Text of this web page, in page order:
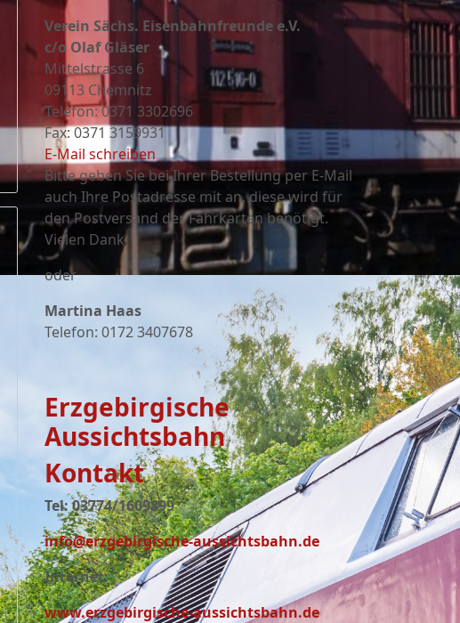
Verein Sächs. Eisenbahnfreunde e.V.
c/o Olaf Gläser
Mittelstrasse 6
09113 Chemnitz
Telefon: 0371 3302696
Fax: 0371 3159931
E-Mail schreiben
Bitte geben Sie bei Ihrer Bestellung per E-Mail
auch Ihre Postadresse mit an, diese wird für
den Postversand der Fahrkarten benötigt.
Vielen Dank
oder
Martina Haas
Telefon: 0172 3407678
Erzgebirgische
Aussichtsbahn
Kontakt
Tel: 03774/1609899
info@erzgebirgische-aussichtsbahn.de
Internet:
www.erzgebirgische-aussichtsbahn.de